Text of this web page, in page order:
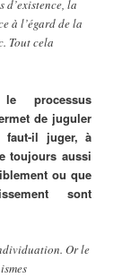
la
à l’égard de la
Tout cela
processus
de juguler
il juger, à
toujours aussi
ou que
sont
Or le